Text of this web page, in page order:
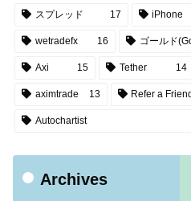
スプレッド 17 iPhone
wetradefx 16 ゴールド
Axi 15 Tether 14
aximtrade 13 Refer a Friend
Autochartist
Archives